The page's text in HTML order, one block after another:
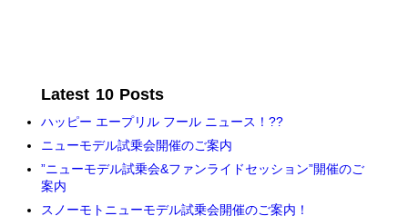
Latest 10 Posts
ハッピー エープリル フール ニュース！??
ニューモデル試乗会開催のご案内
”ニューモデル試乗会&ファンライドセッション”開催のご
案内
スノーモトニューモデル試乗会開催のご案内！